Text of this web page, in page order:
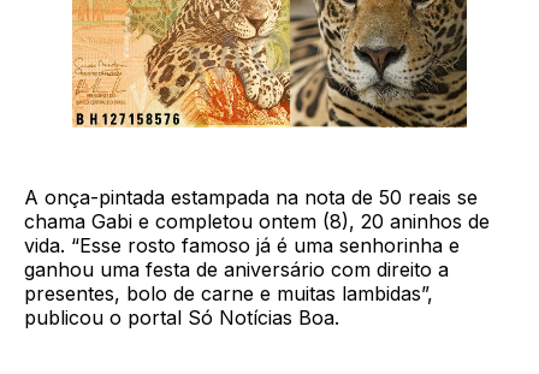
A onça-pintada estampada na nota de 50 reais se
chama Gabi e completou ontem (8), 20 aninhos de
vida. “Esse rosto famoso já é uma senhorinha e
ganhou uma festa de aniversário com direito a
presentes, bolo de carne e muitas lambidas”,
publicou o portal Só Notícias Boa.